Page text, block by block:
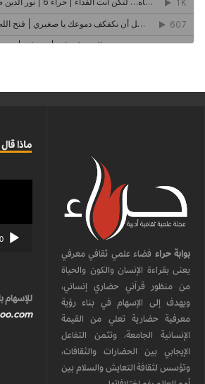
بوابة حراء فضاء علمي ثقافي معرفي
يعنى بقراءة الإنسان والكون والحياة
من منظور قرآني حضاري إنساني،
ويهدف إلى الإسهام في بناء رؤية
معرفية حضارية تعلي من القيمة
الإنسانية الجامعة، وتثمن التفاعل
الإيجابي بين الحضارات والثقافات،
وتؤسس لثقافة التعايش والسلام بين
ماذا
للإسهام